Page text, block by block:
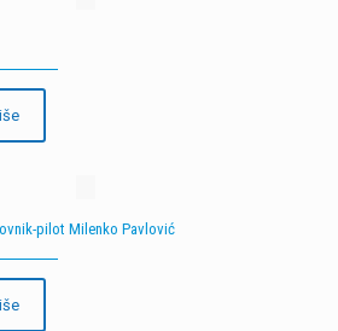
pilot Milenko Pavlović